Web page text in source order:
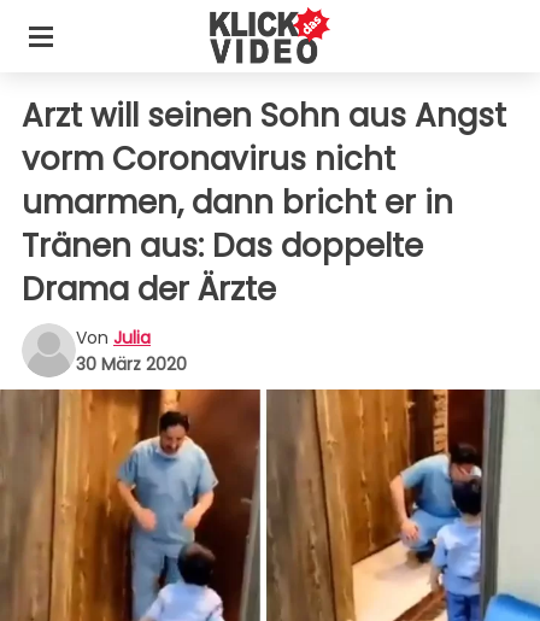
Arzt will seinen Sohn aus Angst
vorm Coronavirus nicht
umarmen, dann bricht er in
Tränen aus: Das doppelte
Drama der Ärzte
Von Julia
30 März 2020